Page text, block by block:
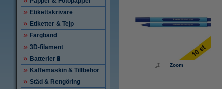
Etikettskrivare
Etiketter & Tejp
Färgband
3D-filament
Batterier🔋
Kaffemaskin & Tillbehör
Städ & Rengöring
Zoom